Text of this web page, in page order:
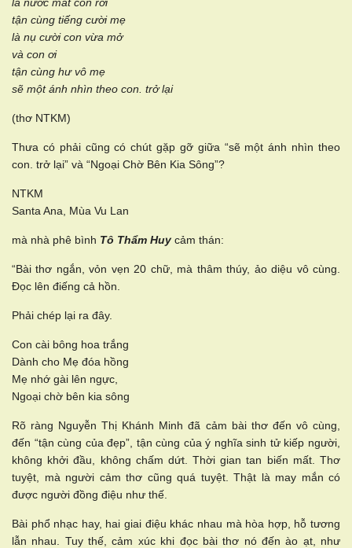
tận cùng tiếng cười mẹ
là nụ cười con vừa mở
và con ơi
tận cùng hư vô mẹ
sẽ một ánh nhìn theo con. trở lại
(thơ NTKM)
Thưa có phải cũng có chút gặp gỡ giữa “sẽ một ánh nhìn theo
con. trở lại” và “Ngoại Chờ Bên Kia Sông”?
NTKM
Santa Ana, Mùa Vu Lan
mà nhà phê bình Tô Thẩm Huy cảm thán:
“Bài thơ ngắn, vỏn vẹn 20 chữ, mà thâm thúy, ảo diệu vô cùng.
Đọc lên điếng cả hồn.
Phải chép lại ra đây.
Con cài bông hoa trắng
Dành cho Mẹ đóa hồng
Mẹ nhớ gài lên ngực,
Ngoại chờ bên kia sông
Rõ ràng Nguyễn Thị Khánh Minh đã cảm bài thơ đến vô cùng,
đến “tận cùng của đẹp”, tận cùng của ý nghĩa sinh tử kiếp người,
không khởi đầu, không chấm dứt. Thời gian tan biến mất. Thơ
tuyệt, mà người cảm thơ cũng quá tuyệt. Thật là may mắn có
được người đồng điệu như thế.
Bài phổ nhạc hay, hai giai điệu khác nhau mà hòa hợp, hỗ tương
lẫn nhau. Tuy thế, cảm xúc khi đọc bài thơ nó đến ào ạt, như